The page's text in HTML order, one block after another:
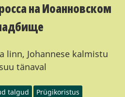
на Иоанновском
linn, Johannese kalmistu
tänaval
talgud Prügikoristus